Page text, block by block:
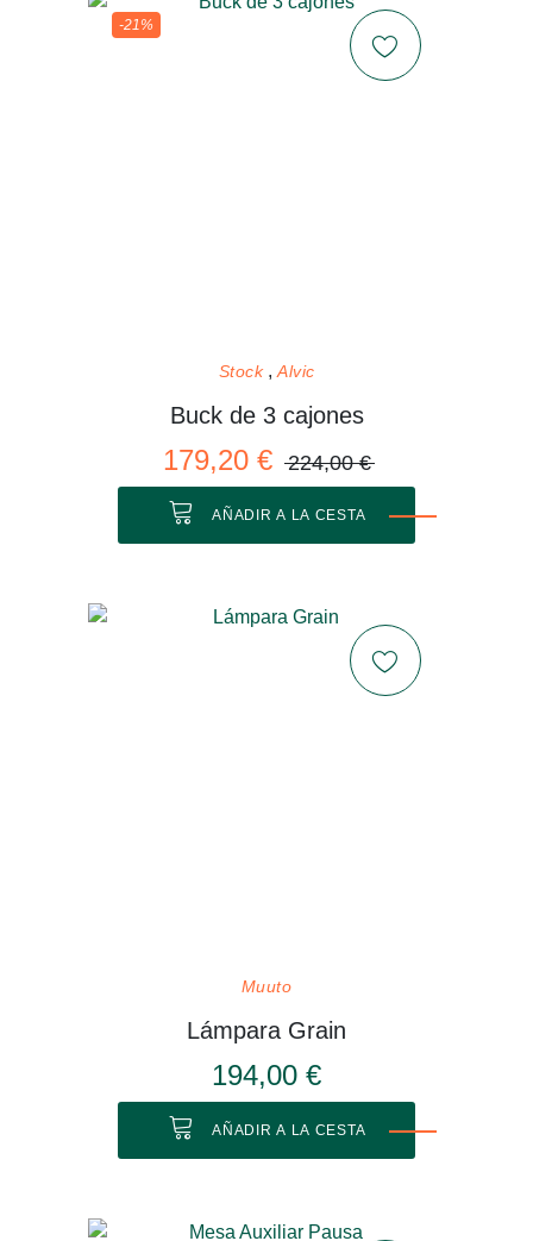
-21%
Stock Alvic
Buck de 3 cajones
179,20 € 224,00 €
AÑADIR A LA CESTA
Muuto
Lámpara Grain
194,00 €
AÑADIR A LA CESTA